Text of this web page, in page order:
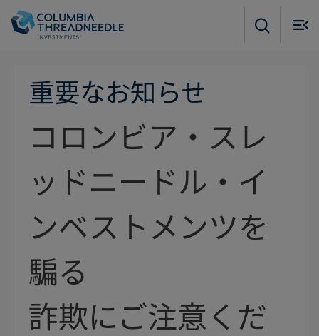
重要なお知らせ
コロンビア・スレ
ッドニードル・イ
ンベストメンツを
騙る
詐欺にご注意くだ